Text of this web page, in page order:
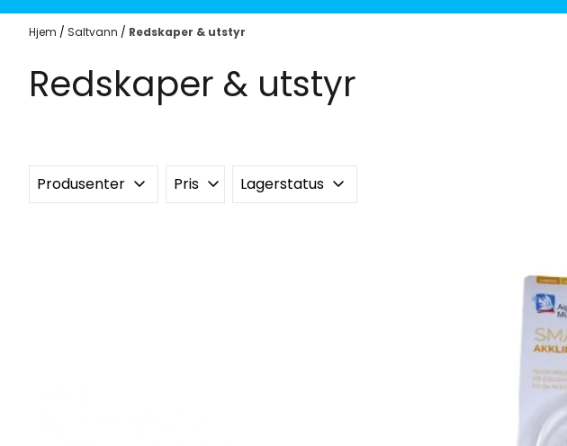
Hjem / Saltvann / Redskaper & utstyr
Redskaper & utstyr
Produsenter Pris Lagerstatus